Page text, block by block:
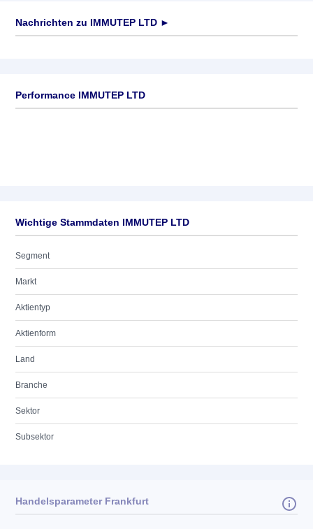
Nachrichten zu IMMUTEP LTD ►
Performance IMMUTEP LTD
Wichtige Stammdaten IMMUTEP LTD
Segment
Markt
Aktientyp
Aktienform
Land
Branche
Sektor
Subsektor
Handelsparameter Frankfurt